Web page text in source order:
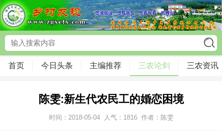
首页 今日头条 主编推荐 三农论剑 三农资讯
陈雯:新生代农民工的婚恋困境
时间：2018-05-04 人气： 1816 作者：陈雯